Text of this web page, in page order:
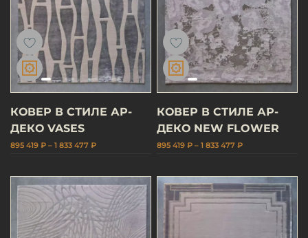
КОВЕР В СТИЛЕ АР-
ДЕКО VASES
895 419 ₽ – 1 833 477 ₽
КОВЕР В СТИЛЕ АР-
ДЕКО NEW FLOWER
895 419 ₽ – 1 833 477 ₽